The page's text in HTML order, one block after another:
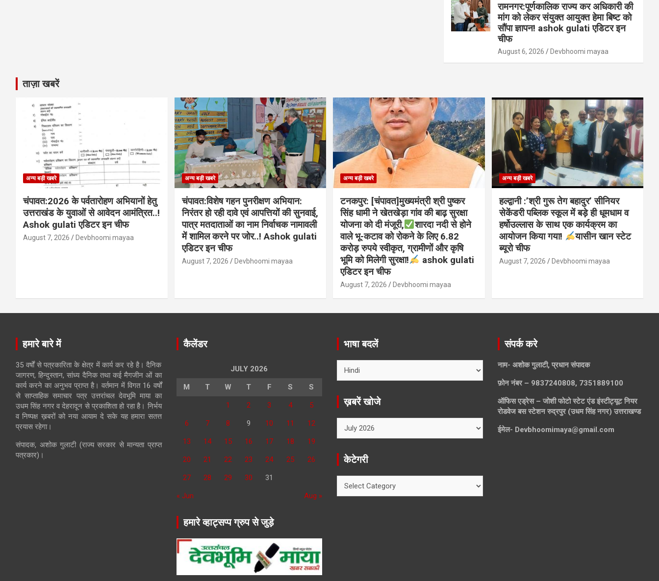
रामनगर:पूर्णकालिक राज्य कर अधिकारी की
मांग को लेकर संयुक्त आयुक्त हेमा बिष्ट को
सौंपा ज्ञापन! ashok gulati एडिटर इन
चीफ
August 6, 2026 Devbhoomi mayaa
ताज़ा खबरें
अन्य बड़ी खबरे
चंपावत:2026 के पर्वतारोहण अभियानों हेतु
उत्तराखंड के युवाओं से आवेदन आमंत्रित..!
Ashok gulati एडिटर इन चीफ
August 7, 2026 Devbhoomi mayaa
अन्य बड़ी खबरे
चंपावत:विशेष गहन पुनरीक्षण अभियान:
निरंतर हो रही दावे एवं आपत्तियों की सुनवाई,
पात्र मतदाताओं का नाम निर्वाचक नामावली
में शामिल करने पर जोर..! Ashok gulati
एडिटर इन चीफ
August 7, 2026 Devbhoomi mayaa
अन्य बड़ी खबरे
टनकपुर: [चंपावत]मुख्यमंत्री श्री पुष्कर
सिंह धामी ने खेतखेड़ा गांव की बाढ़ सुरक्षा
योजना को दी मंजूरी,
शारदा नदी से होने
वाले भू-कटाव को रोकने के लिए 6.82
करोड़ रुपये स्वीकृत, ग्रामीणों और कृषि
भूमि को मिलेगी सुरक्षा!
ashok gulati
एडिटर इन चीफ
August 7, 2026 Devbhoomi mayaa
अन्य बड़ी खबरे
हल्द्वानी :’श्री गुरू तेग बहादुर’ सीनियर
सेकेंडरी पब्लिक स्कूल में बड़े ही धूमधाम व
हर्षोउल्लास के साथ एक कार्यक्रम का
आयोजन किया गया!
यासीन खान स्टेट
ब्यूरो चीफ
August 7, 2026 Devbhoomi mayaa
हमारे बारे में
35 वर्षों से पत्रकारिता के क्षेत्र में कार्य कर रहे है। दैनिक
जागरण, हिन्दुस्तान, सांध्य दैनिक तथा कई मैगजीन ओं का
कार्य करने का अनुभव प्राप्त है। वर्तमान में विगत 16 वर्षों
से साप्ताहिक समाचार पत्र उत्तरांचल देवभूमि माया का
उधम सिंह नगर व देहरादून से प्रकाशिता हो रहा है। निर्भय
व निष्पक्ष ख़बरों को नया आयाम दे सके यह हमारा सतत्त
प्रयास रहेगा।
संपादक, अशोक गुलाटी (राज्य सरकार से मान्यता प्राप्त
पत्रकार)।
कैलेंडर
JULY 2026
M T W T F S S
1 2 3 4 5
6 7 8 9 10 11 12
13 14 15 16 17 18 19
20 21 22 23 24 25 26
27 28 29 30 31
« Jun Aug »
हमारे व्हाट्सप्प ग्रुप से जुड़े
भाषा बदलें
ख़बरें खोजे
खोजे
केटेगरी
संपर्क करे
नाम- अशोक गुलाटी, प्रधान संपादक
फ़ोन नंबर – 9837240808, 7351889100
ऑफिस एड्रेस – जोशी फोटो स्टेट एंड इंस्टीट्यूट नियर
रोडवेज बस स्टेशन रुद्रपुर (उधम सिंह नगर) उत्तराखण्ड
ईमेल- Devbhoomimaya@gmail.com